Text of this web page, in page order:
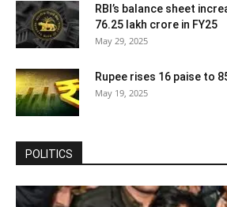
RBI’s balance sheet
76.25 lakh crore in FY25
May 29, 2025
Rupee rises 16 paise to
May 19, 2025
POLITICS